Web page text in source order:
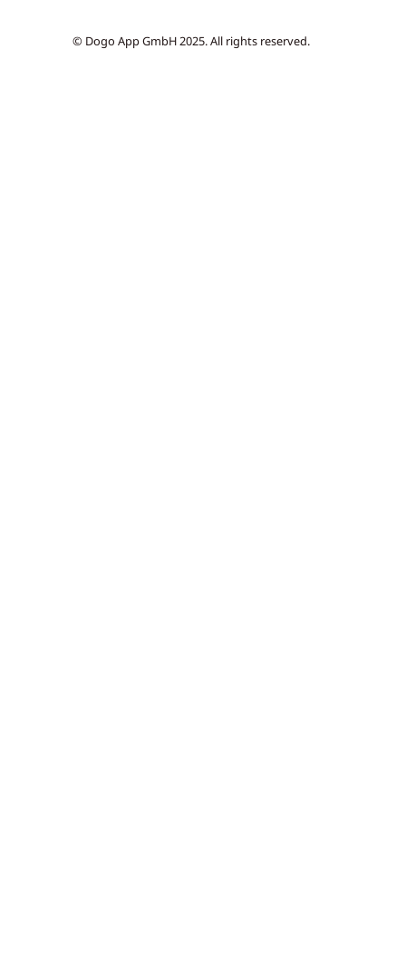
© Dogo App GmbH 2025. All rights reserved.